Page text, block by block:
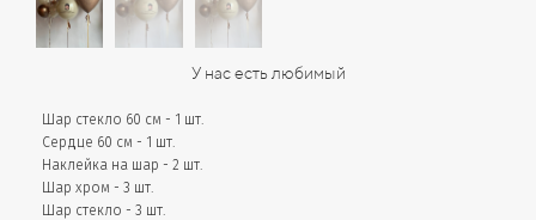
У нас есть любимый
Шар стекло 60 см - 1 шт.
Сердце 60 см - 1 шт.
Наклейка на шар - 2 шт.
Шар хром - 3 шт.
Шар стекло - 3 шт.